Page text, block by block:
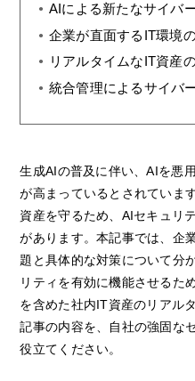
AIによる新たなサイバ
企業が直面するIT環境
リアルタイムなIT資産
統合管理によるサイバ
生成AIの普及に伴い、AIを悪
が高まっているとされていま
資産を守るため、AIセキュリ
があります。本記事では、企
題と具体的な対策について分
リティを有効に機能させるた
を含めた社内IT資産のリアル
記事の内容を、自社の強固な
役立てください。